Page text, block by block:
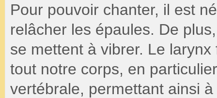
Pour pouvoir chanter, il est
relâcher les épaules. De
se mettent à vibrer. Le
tout notre corps, en
vertébrale, permettant ainsi